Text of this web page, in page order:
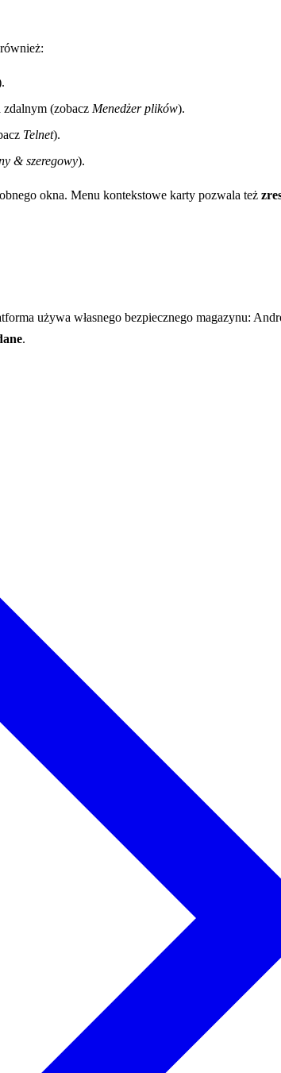
(zobacz Menedżer plików).
Telnet).
& szeregowy).
okna. Menu kontekstowe karty pozwala też
używa własnego bezpiecznego magazynu:
.